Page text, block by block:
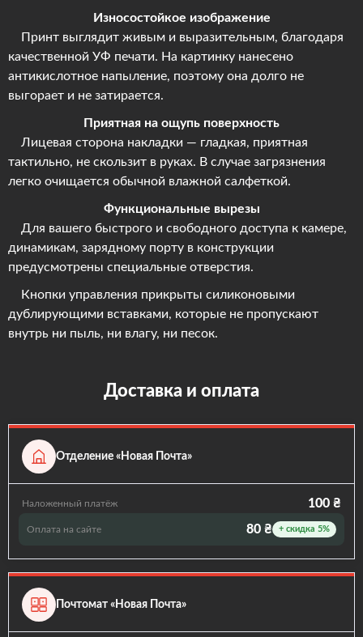
Износостойкое изображение
Принт выглядит живым и выразительным, благодаря
качественной УФ печати. На картинку нанесено
антикислотное напыление, поэтому она долго не
выгорает и не затирается.
Приятная на ощупь поверхность
Лицевая сторона накладки — гладкая, приятная
тактильно, не скользит в руках. В случае загрязнения
легко очищается обычной влажной салфеткой.
Функциональные вырезы
Для вашего быстрого и свободного доступа к камере,
динамикам, зарядному порту в конструкции
предусмотрены специальные отверстия.
Кнопки управления прикрыты силиконовыми
дублирующими вставками, которые не пропускают
внутрь ни пыль, ни влагу, ни песок.
Доставка и оплата
Отделение «Новая Почта»
Наложенный платёж 100 ₴
Оплата на сайте 80 ₴ + скидка 5%
Почтомат «Новая Почта»